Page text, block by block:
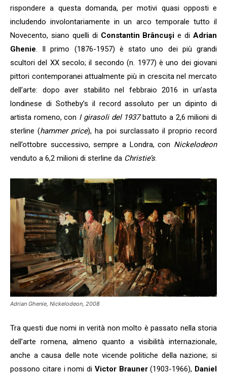
rispondere a questa domanda, per motivi quasi opposti e
includendo involontariamente in un arco temporale tutto il
Novecento, siano quelli di Constantin Brâncuşi e di Adrian
Ghenie. Il primo (1876-1957) è stato uno dei più grandi
scultori del XX secolo; il secondo (n. 1977) è uno dei giovani
pittori contemporanei attualmente più in crescita nel mercato
dell’arte: dopo aver stabilito nel febbraio 2016 in un’asta
londinese di Sotheby’s il record assoluto per un dipinto di
artista romeno, con I girasoli del 1937battuto a 2,6 milioni di
sterline (hammer price), ha poi surclassato il proprio record
nell’ottobre successivo, sempre a Londra, con Nickelodeon
venduto a 6,2 milioni di sterline da Christie’s.
Adrian Ghenie, Nickelodeon, 2008
Tra questi due nomi in verità non molto è passato nella storia
dell’arte romena, almeno quanto a visibilità internazionale,
anche a causa delle note vicende politiche della nazione; si
possono citare i nomi di Victor Brauner(1903-1966), Daniel